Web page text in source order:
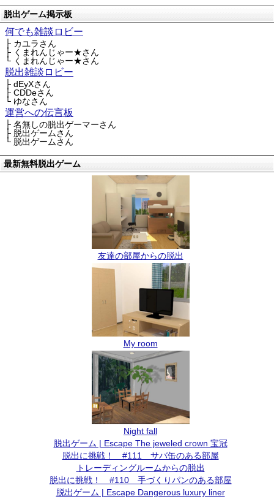
脱出ゲーム掲示板
何でも雑談ロビー
├ カユラさん
├ くまれんじゃー★さん
└ くまれんじゃー★さん
脱出雑談ロビー
├ dEyXさん
├ CDDeさん
└ ゆなさん
運営への伝言板
├ 名無しの脱出ゲーマーさん
├ 脱出ゲームさん
└ 脱出ゲームさん
最新無料脱出ゲーム
友達の部屋からの脱出
My room
Night fall
脱出ゲーム | Escape The jeweled crown 宝冠
脱出に挑戦！ #111 サバ缶のある部屋
トレーディングルームからの脱出
脱出に挑戦！ #110 手づくりパンのある部屋
脱出ゲーム | Escape Dangerous luxury liner